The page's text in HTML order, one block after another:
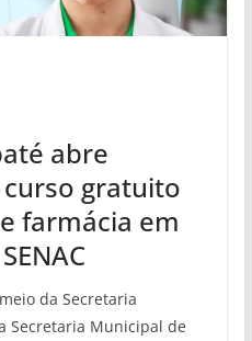
abre
gratuito
farmácia em
da Secretaria
Secretaria Municipal de